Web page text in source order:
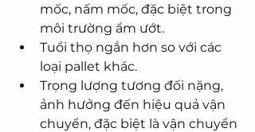
mốc, nấm mốc, đặc biệt trong
môi trường ẩm ướt.
Tuổi thọ ngắn hơn so với các
loại pallet khác.
Trọng lượng tương đối nặng,
ảnh hưởng đến hiệu quả vận
chuyển, đặc biệt là vận chuyển